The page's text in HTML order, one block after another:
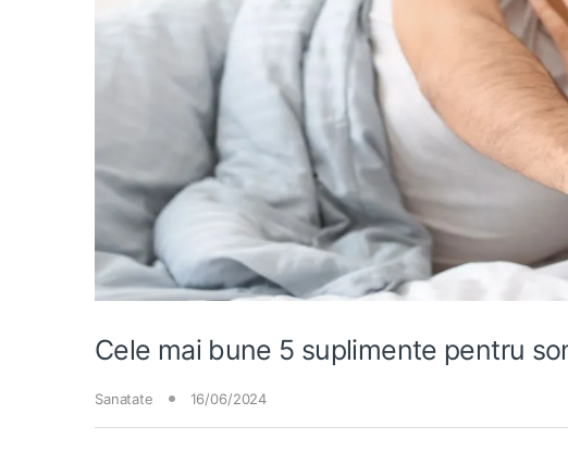
Cele mai bune 5 suplimente pentru
Sanatate 16/06/2024